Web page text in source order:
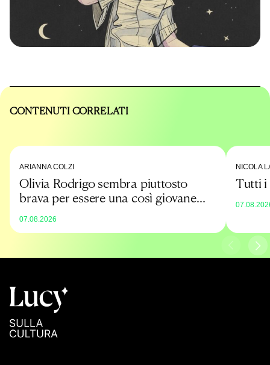
CONTENUTI CORRELATI
ARIANNA COLZI
Olivia Rodrigo sembra piuttosto
brava per essere una così giovane
promessa
07.08.2026
NICOLA
Tutti i